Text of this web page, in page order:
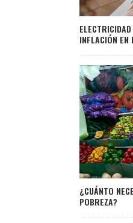
INFLACIÓN EN
¿CUÁNTO
POBREZA?